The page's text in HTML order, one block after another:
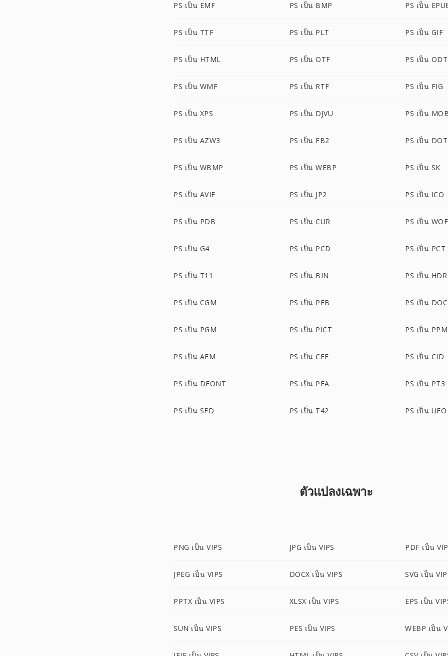
PS เป็น EMF PS เป็น BMP PS เป็น
PS เป็น TTF PS เป็น PLT PS เป็น GIF
PS เป็น HTML PS เป็น OTF PS เป็น ODT
PS เป็น WMF PS เป็น RTF PS เป็น FIG
PS เป็น XPS PS เป็น DJVU PS เป็น
PS เป็น AZW3 PS เป็น FB2 PS เป็น DOT
PS เป็น WBMP PS เป็น WEBP PS เป็น SK
PS เป็น AVIF PS เป็น JP2 PS เป็น ICO
PS เป็น PDB PS เป็น CUR PS เป็น
PS เป็น G4 PS เป็น PCD PS เป็น PCT
PS เป็น T11 PS เป็น BIN PS เป็น HDR
PS เป็น CGM PS เป็น PFB PS เป็น
PS เป็น PGM PS เป็น PICT PS เป็น PPM
PS เป็น AFM PS เป็น CFF PS เป็น CID
PS เป็น DFONT PS เป็น PFA PS เป็น PT3
PS เป็น SFD PS เป็น T42 PS เป็น UFO
ตัวแปลงเฉพาะ
PNG เป็น VIPS JPG เป็น VIPS PDF เป็น
JPEG เป็น VIPS DOCX เป็น VIPS SVG เป็น
PPTX เป็น VIPS XLSX เป็น VIPS EPS เป็น
SUN เป็น VIPS PES เป็น VIPS WEBP เป็น